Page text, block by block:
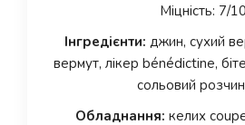
Міцність: 7/10
Інгредієнти: джин, сухий
вермут, лікер bénédictine,
сольовий
Обладнання: келих